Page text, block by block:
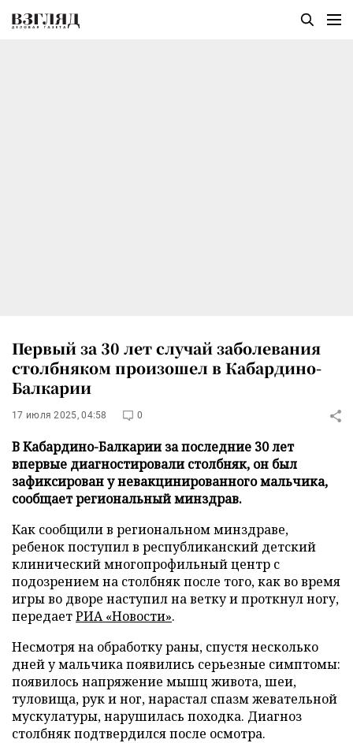
Первый за 30 лет случай заболевания
столбняком произошел в Кабардино-
Балкарии
17 июля 2025, 04:58 0
В Кабардино-Балкарии за последние 30 лет
впервые диагностировали столбняк, он был
зафиксирован у невакцинированного мальчика,
сообщает региональный минздрав.
Как сообщили в региональном минздраве,
ребенок поступил в республиканский детский
клинический многопрофильный центр с
подозрением на столбняк после того, как во время
игры во дворе наступил на ветку и проткнул ногу,
передаетРИА «Новости».
Несмотря на обработку раны, спустя несколько
дней у мальчика появились серьезные симптомы:
появилось напряжение мышц живота, шеи,
туловища, рук и ног, нарастал спазм жевательной
мускулатуры, нарушилась походка. Диагноз
столбняк подтвердился после осмотра.